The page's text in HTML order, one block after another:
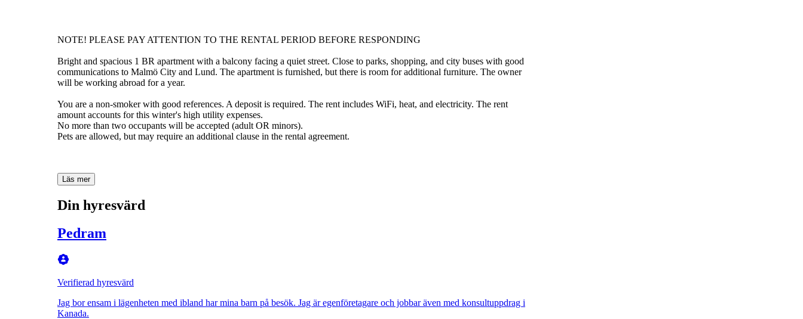
NOTE! PLEASE PAY ATTENTION TO THE RENTAL PERIOD BEFORE RESPONDING
Bright and spacious 1 BR apartment with a balcony facing a quiet street. Close to parks, shopping, and city buses with good
communications to Malmö City and Lund. The apartment is furnished, but there is room for additional furniture. The owner
will be working abroad for a year.
You are a non-smoker with good references. A deposit is required. The rent includes WiFi, heat, and electricity. The rent
amount accounts for this winter's high utility expenses.
No more than two occupants will be accepted (adult OR minors).
Pets are allowed, but may require an additional clause in the rental agreement.
Läs mer
Din hyresvärd
Pedram
Verifierad hyresvärd
Jag bor ensam i lägenheten med ibland har mina barn på besök. Jag är egenföretagare och jobbar även med konsultuppdrag i
Kanada.